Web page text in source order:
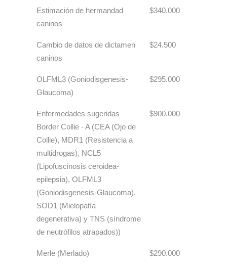
Estimación de hermandad
caninos
$340.000
Cambio de datos de dictamen
caninos
$24.500
OLFML3 (Goniodisgenesis-
Glaucoma)
$295.000
Enfermedades sugeridas
Border Collie - A (CEA (Ojo de
Collie), MDR1 (Resistencia a
multidrogas), NCL5
(Lipofuscinosis ceroidea-
epilepsia), OLFML3
(Goniodisgenesis-Glaucoma),
SOD1 (Mielopatía
degenerativa) y TNS (síndrome
de neutrófilos atrapados))
$900.000
Merle (Merlado) $290.000